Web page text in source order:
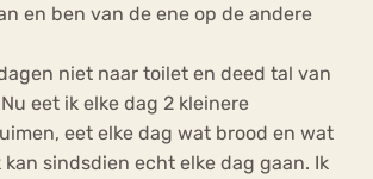
en ben van de ene op de andere
niet naar toilet en deed tal van
eet ik elke dag 2 kleinere
eet elke dag wat brood en wat
kan sindsdien echt elke dag gaan. Ik